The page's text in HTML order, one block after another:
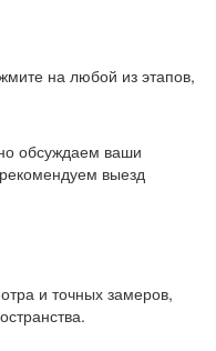
на любой из этапов,
обсуждаем ваши
выезд
и точных замеров,